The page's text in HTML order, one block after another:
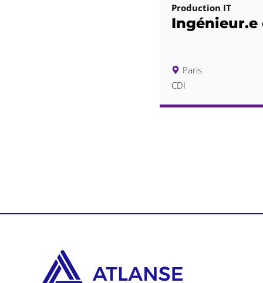
Production IT
Ingénieur.e
Paris
CDI